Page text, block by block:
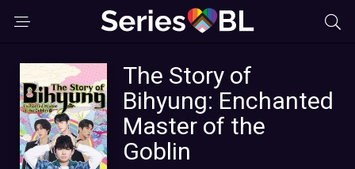
The Story of
Bihyung: Enchanted
Master of the
Goblin